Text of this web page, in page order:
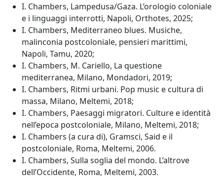
I. Chambers, Lampedusa/Gaza. L’orologio coloniale
e i linguaggi interrotti, Napoli, Orthotes, 2025;
I. Chambers, Mediterraneo blues. Musiche,
malinconia postcoloniale, pensieri marittimi,
Napoli, Tamu, 2020;
I. Chambers, M. Cariello, La questione
mediterranea, Milano, Mondadori, 2019;
I. Chambers, Ritmi urbani. Pop music e cultura di
massa, Milano, Meltemi, 2018;
I. Chambers, Paesaggi migratori. Culture e identità
nell’epoca postcoloniale, Milano, Meltemi, 2018;
I. Chambers (a cura di), Gramsci, Said e il
postcoloniale, Roma, Meltemi, 2006.
I. Chambers, Sulla soglia del mondo. L’altrove
dell’Occidente, Roma, Meltemi, 2003.